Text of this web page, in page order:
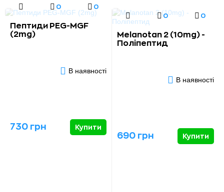
0 0
Пептиди PEG-MGF
(2mg)
В наявності
730 грн Купити
0 0
Melanotan 2 (10mg) -
Поліпептид
В наявності
690 грн Купити